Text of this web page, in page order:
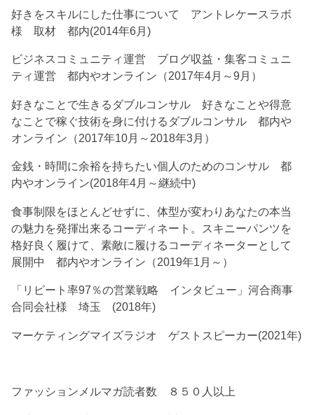
好きをスキルにした仕事について アントレケースラボ
様 取材 都内(2014年6月)
ビジネスコミュニティ運営 ブログ収益・集客コミュニ
ティ運営 都内やオンライン（2017年4月～9月）
好きなことで生きるダブルコンサル 好きなことや得意
なことで稼ぐ技術を身に付けるダブルコンサル 都内や
オンライン（2017年10月～2018年3月）
金銭・時間に余裕を持ちたい個人のためのコンサル 都
内やオンライン(2018年4月～継続中)
食事制限をほとんどせずに、体型が変わりあなたの本当
の魅力を発揮出来るコーディネート。スキニーパンツを
格好良く履けて、素敵に履けるコーディネーターとして
展開中 都内やオンライン（2019年1月～）
「リピート率97％の営業戦略 インタビュー」河合商事
合同会社様 埼玉 (2018年)
マーケティングマイズラジオ ゲストスピーカー(2021年)
ファッションメルマガ読者数 ８５０人以上